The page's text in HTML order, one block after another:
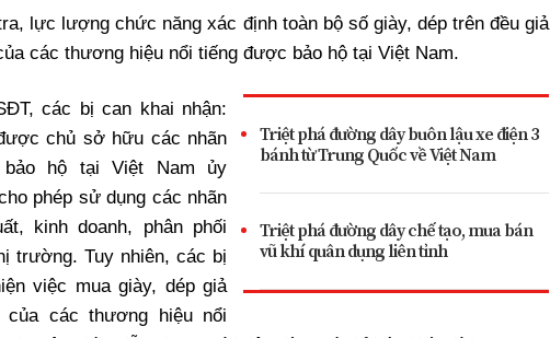
lực lượng chức năng xác định toàn bộ số giày, dép trên đều giả
các thương hiệu nổi tiếng được bảo hộ tại Việt Nam.
Triệt phá đường dây buôn lậu xe điện 3
bánh từ Trung Quốc về Việt Nam
Triệt phá đường dây chế tạo, mua bán
vũ khí quân dụng liên tỉnh
các bị can khai nhận:
chủ sở hữu các nhãn
hộ tại Việt Nam ủy
phép sử dụng các nhãn
kinh doanh, phân phối
trường. Tuy nhiên, các bị
việc mua giày, dép giả
của các thương hiệu nổi